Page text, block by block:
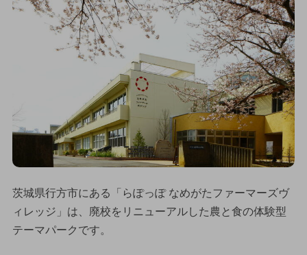
茨城県行方市にある「らぽっぽ なめがたファーマーズヴ
ィレッジ」は、廃校をリニューアルした農と食の体験型
テーマパークです。